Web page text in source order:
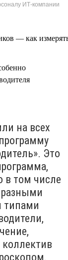
ИТ-компании
на всех
Это
в том числе
разными
типами